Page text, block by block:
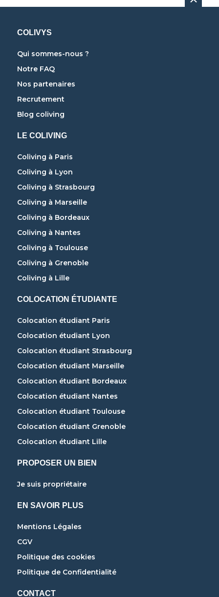
COLIVYS
Qui sommes-nous ?
Notre FAQ
Nos partenaires
Recrutement
Blog coliving
LE COLIVING
Coliving à Paris
Coliving à Lyon
Coliving à Strasbourg
Coliving à Marseille
Coliving à Bordeaux
Coliving à Nantes
Coliving à Toulouse
Coliving à Grenoble
Coliving à Lille
COLOCATION ÉTUDIANTE
Colocation étudiant Paris
Colocation étudiant Lyon
Colocation étudiant Strasbourg
Colocation étudiant Marseille
Colocation étudiant Bordeaux
Colocation étudiant Nantes
Colocation étudiant Toulouse
Colocation étudiant Grenoble
Colocation étudiant Lille
PROPOSER UN BIEN
Je suis propriétaire
EN SAVOIR PLUS
Mentions Légales
CGV
Politique des cookies
Politique de Confidentialité
CONTACT